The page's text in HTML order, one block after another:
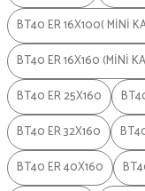
BT40 ER 16X100( MİNİ
BT40 ER 16X160 (MİNİ
BT40 ER 25X160
BT40 ER 32X160
BT40 ER 40X160